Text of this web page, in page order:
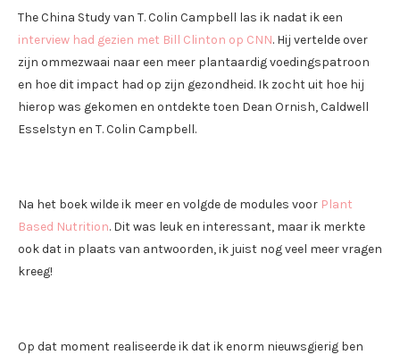
The China Study van T. Colin Campbell las ik nadat ik een
interview had gezien met Bill Clinton op CNN. Hij vertelde over
zijn ommezwaai naar een meer plantaardig voedingspatroon
en hoe dit impact had op zijn gezondheid. Ik zocht uit hoe hij
hierop was gekomen en ontdekte toen Dean Ornish, Caldwell
Esselstyn en T. Colin Campbell.
Na het boek wilde ik meer en volgde de modules voor Plant
Based Nutrition. Dit was leuk en interessant, maar ik merkte
ook dat in plaats van antwoorden, ik juist nog veel meer vragen
kreeg!
Op dat moment realiseerde ik dat ik enorm nieuwsgierig ben